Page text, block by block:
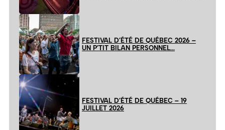
FESTIVAL D’ÉTÉ DE QUÉBEC 2026 –
UN P’TIT BILAN PERSONNEL…
FESTIVAL D’ÉTÉ DE QUÉBEC – 19
JUILLET 2026